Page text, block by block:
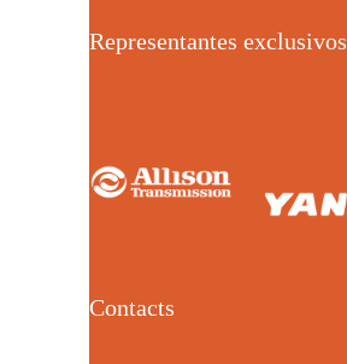
Representantes exclusivos
Contacts